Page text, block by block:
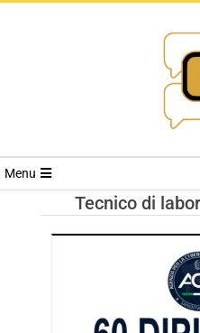
Menu
Tecnico di